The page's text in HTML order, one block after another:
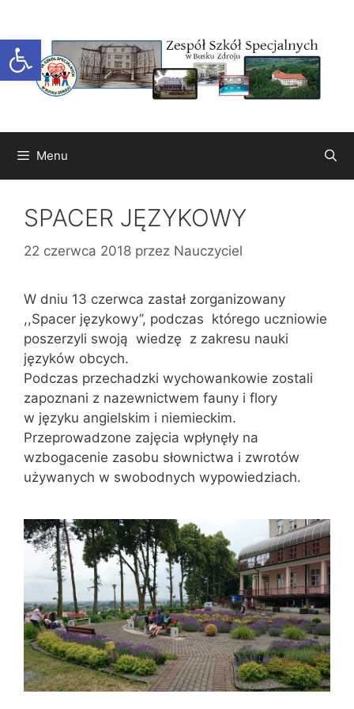
Otwórz pasek narzędzi
treści
Menu
SPACER JĘZYKOWY
22 czerwca 2018 przez Nauczyciel
W dniu 13 czerwca zastał zorganizowany
,,Spacer językowy’’, podczas którego uczniowie
poszerzyli swoją wiedzę z zakresu nauki
języków obcych.
Podczas przechadzki wychowankowie zostali
zapoznani z nazewnictwem fauny i flory
w języku angielskim i niemieckim.
Przeprowadzone zajęcia wpłynęły na
wzbogacenie zasobu słownictwa i zwrotów
używanych w swobodnych wypowiedziach.